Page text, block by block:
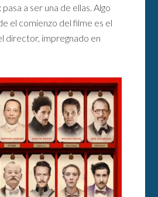
pasa a ser una de ellas. Algo
el comienzo del filme es el
director, impregnado en